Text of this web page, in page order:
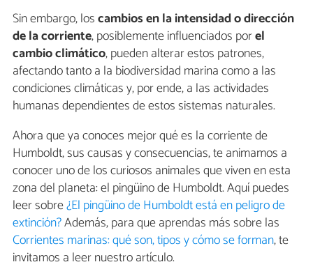
Sin embargo, loscambios en la intensidad o dirección
de la corriente, posiblemente influenciados porel
cambio climático, pueden alterar estos patrones,
afectando tanto a la biodiversidad marina como a las
condiciones climáticas y, por ende, a las actividades
humanas dependientes de estos sistemas naturales.
Ahora que ya conoces mejor qué es la corriente de
Humboldt, sus causas y consecuencias, te animamos a
conocer uno de los curiosos animales que viven en esta
zona del planeta: el pingüino de Humboldt. Aquí puedes
leer sobre¿El pingüino de Humboldt está en peligro de
extinción?Además, para que aprendas más sobre las
Corrientes marinas: qué son, tipos y cómo se forman, te
invitamos a leer nuestro artículo.